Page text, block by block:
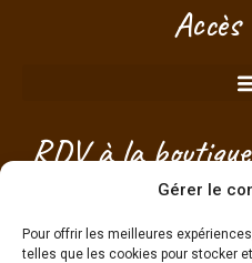
Gérer le
Pour offrir les meilleures
telles que les cookies pour stocker
RDV à la
Saint-Brieuc) -